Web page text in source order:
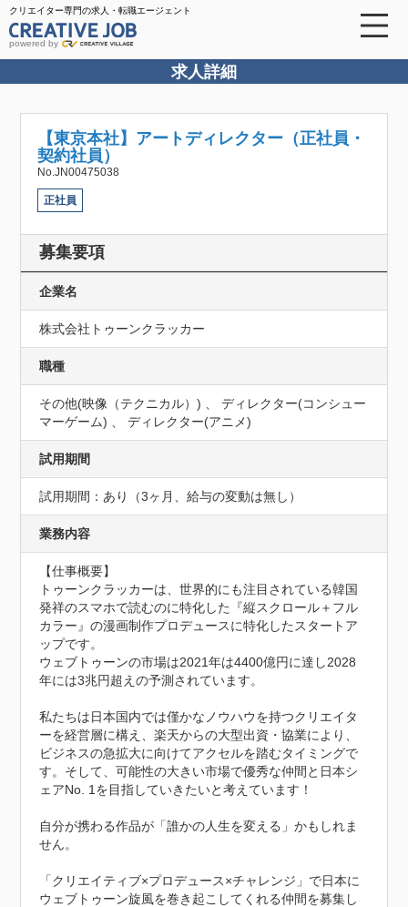
クリエイター専門の求人・転職エージェント
powered by
求人詳細
【東京本社】アートディレクター（正社員・
契約社員）
No.JN00475038
正社員
募集要項
企業名
株式会社トゥーンクラッカー
職種
その他(映像（テクニカル）) 、 ディレクター(コンシュー
マーゲーム) 、 ディレクター(アニメ)
試用期間
試用期間：あり（3ヶ月、給与の変動は無し）
業務内容
【仕事概要】
トゥーンクラッカーは、世界的にも注目されている韓国
発祥のスマホで読むのに特化した『縦スクロール＋フル
カラー』の漫画制作プロデュースに特化したスタートア
ップです。
ウェブトゥーンの市場は2021年は4400億円に達し2028
年には3兆円超えの予測されています。
私たちは日本国内では僅かなノウハウを持つクリエイタ
ーを経営層に構え、楽天からの大型出資・協業により、
ビジネスの急拡大に向けてアクセルを踏むタイミングで
す。そして、可能性の大きい市場で優秀な仲間と日本シ
ェアNo. 1を目指していきたいと考えています！
自分が携わる作品が「誰かの人生を変える」かもしれま
せん。
「クリエイティブ×プロデュース×チャレンジ」で日本に
ウェブトゥーン旋風を巻き起こしてくれる仲間を募集し